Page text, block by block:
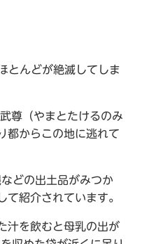
とんどが絶滅してしま
尊（やまとたけるのみ
都からこの地に逃れて
どの出土品がみつか
紹介されています。
汁を飲むと母乳の出が